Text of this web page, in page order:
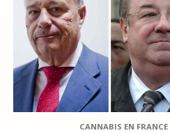
CANNABIS EN FRANCE